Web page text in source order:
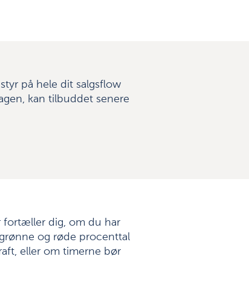
på hele dit salgsflow
kan tilbuddet senere
fortæller dig, om du har
og røde procenttal
eller om timerne bør